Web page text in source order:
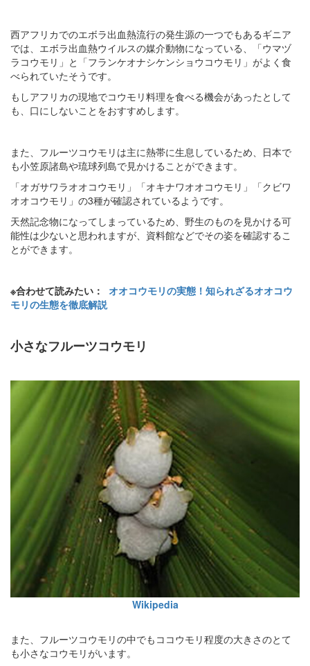
西アフリカでのエボラ出血熱流行の発生源の一つでもあるギニア
では、エボラ出血熱ウイルスの媒介動物になっている、「ウマヅ
ラコウモリ」と「フランケオナシケンショウコウモリ」がよく食
べられていたそうです。
もしアフリカの現地でコウモリ料理を食べる機会があったとして
も、口にしないことをおすすめします。
また、フルーツコウモリは主に熱帯に生息しているため、日本で
も小笠原諸島や琉球列島で見かけることができます。
「オガサワラオオコウモリ」「オキナワオオコウモリ」「クビワ
オオコウモリ」の3種が確認されているようです。
天然記念物になってしまっているため、野生のものを見かける可
能性は少ないと思われますが、資料館などでその姿を確認するこ
とができます。
※合わせて読みたい： オオコウモリの実態！知られざるオオコウ
モリの生態を徹底解説
小さなフルーツコウモリ
Wikipedia
また、フルーツコウモリの中でもココウモリ程度の大きさのとて
も小さなコウモリがいます。